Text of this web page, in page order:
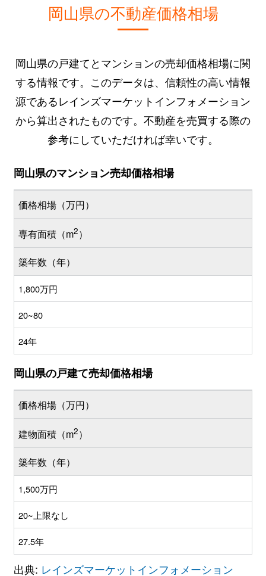
岡山県の不動産価格相場
岡山県の戸建てとマンションの売却価格相場に関
する情報です。このデータは、信頼性の高い情報
源であるレインズマーケットインフォメーション
から算出されたものです。不動産を売買する際の
参考にしていただければ幸いです。
岡山県のマンション売却価格相場
価格相場（万円）
専有面積（m2）
築年数（年）
1,800万円
20~80
24年
岡山県の戸建て売却価格相場
価格相場（万円）
建物面積（m2）
築年数（年）
1,500万円
20~上限なし
27.5年
出典: レインズマーケットインフォメーション